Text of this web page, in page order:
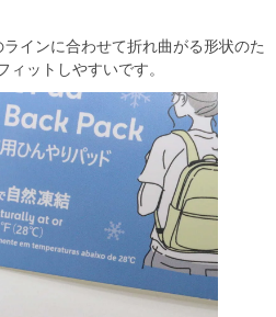
インに合わせて折れ曲がる形状のた
ットしやすいです。